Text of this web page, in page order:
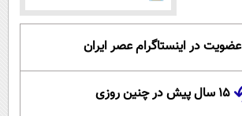
عضویت در اینستاگرام عصر ایران
۱۵ سال پیش در چنین روزی